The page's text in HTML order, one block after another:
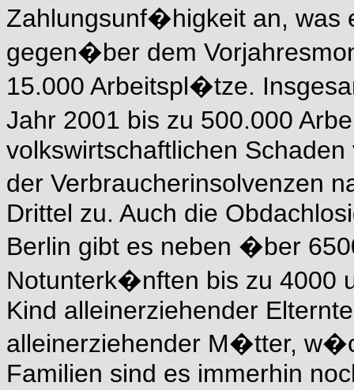
Zahlungsunf�higkeit an, was
gegen�ber dem
15.000 Arbeitspl�tze.
Jahr 2001 bis zu 500.000
volkswirtschaftlichen
der Verbraucherinsolvenzen
Drittel zu. Auch die
Berlin gibt es neben �ber
Notunterk�nften bis zu 4000
Kind alleinerziehender
alleinerziehender M�tter,
Familien sind es immerhin